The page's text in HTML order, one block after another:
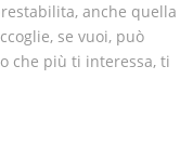
anche quella
se vuoi, può
che più ti interessa, ti